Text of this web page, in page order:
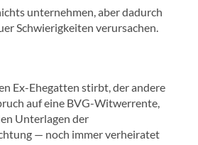
unternehmen, aber dadurch
Schwierigkeiten verursachen.
Ex-Ehegatten stirbt, der andere
auf eine BVG-Witwerrente,
Unterlagen der
— noch immer verheiratet